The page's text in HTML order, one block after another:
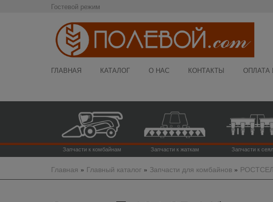
Гостевой режим
ГЛАВНАЯ КАТАЛОГ О НАС КОНТАКТЫ ОПЛАТА
Запчасти к комбайнам Запчасти к жаткам Запчасти к
Главная » Главный каталог» Запчасти для комбайнов»